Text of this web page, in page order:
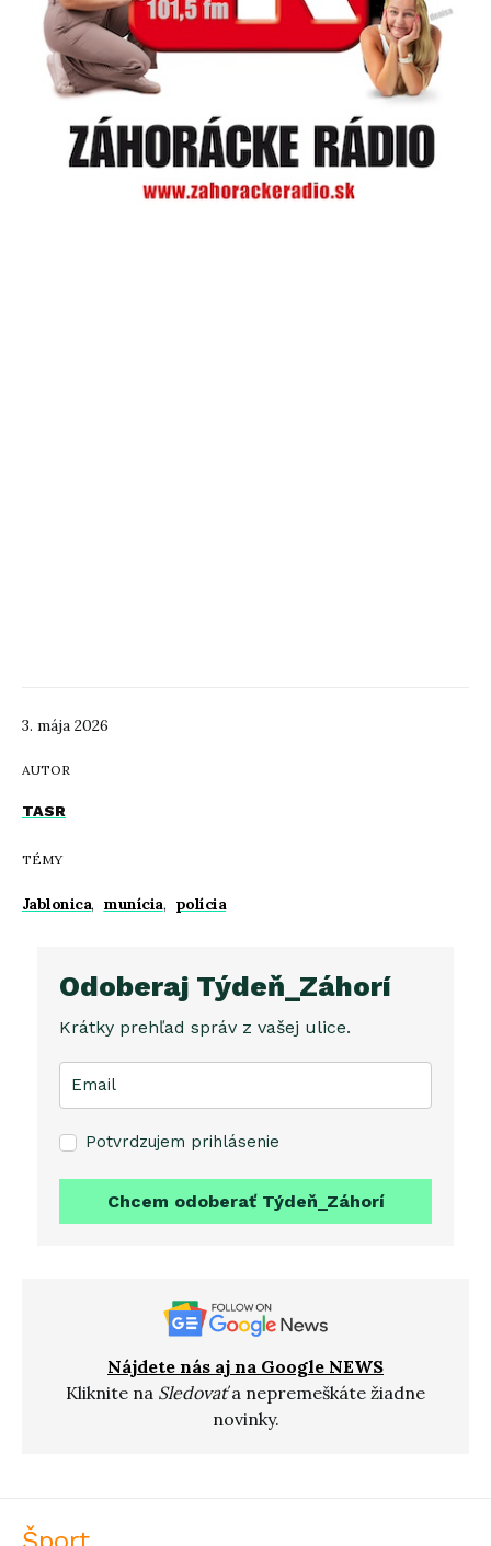
3. mája 2026
AUTOR
TASR
TÉMY
Jablonica, munícia, polícia
Odoberaj Týdeň_Záhorí
Krátky prehľad správ z vašej ulice.
Potvrdzujem prihlásenie
Chcem odoberať Týdeň_Záhorí
Nájdete nás aj na Google NEWS
Kliknite na Sledovaťa nepremeškáte žiadne
novinky.